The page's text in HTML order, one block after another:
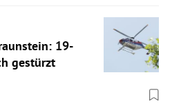
19-
gestürzt